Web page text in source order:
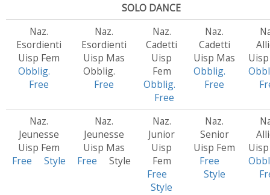
SOLO DANCE
Naz.
Esordienti
Uisp Fem
Obblig.
Free
Naz.
Esordienti
Uisp Mas
Obblig.
Free
Naz.
Cadetti
Uisp
Fem
Obblig.
Free
Naz.
Cadetti
Uisp Mas
Obblig.
Free
Naz.
Jeunesse
Uisp Fem
Free
Style
Naz.
Jeunesse
Uisp Mas
Free Style
Naz.
Junior
Uisp
Fem
Free
Style
Naz.
Senior
Uisp Fem
Free
Style